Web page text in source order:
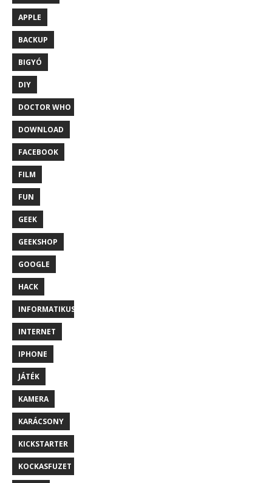
APPLE
BACKUP
BIGYÓ
DIY
DOCTOR WHO
DOWNLOAD
FACEBOOK
FILM
FUN
GEEK
GEEKSHOP
GOOGLE
HACK
INFORMATIKUS
INTERNET
IPHONE
JÁTÉK
KAMERA
KARÁCSONY
KICKSTARTER
KOCKASFUZET